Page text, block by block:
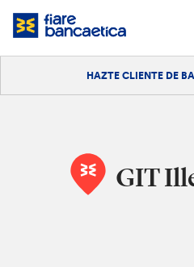
Saltar
HAZTE CLIENTE DE
GIT